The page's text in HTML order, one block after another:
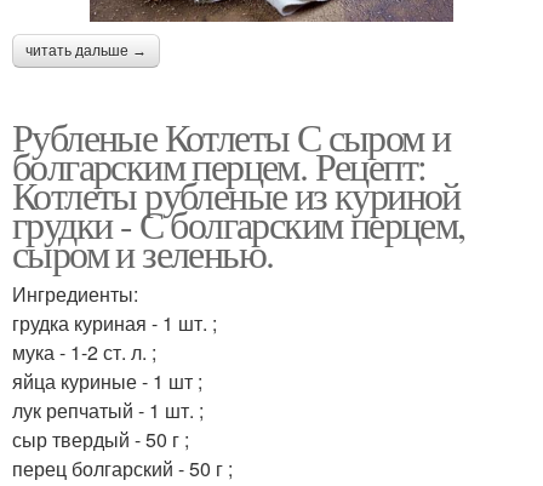
читать дальше →
Рубленые Котлеты С сыром и
болгарским перцем. Рецепт:
Котлеты рубленые из куриной
грудки - С болгарским перцем,
сыром и зеленью.
Ингредиенты:
грудка куриная - 1 шт. ;
мука - 1-2 ст. л. ;
яйца куриные - 1 шт ;
лук репчатый - 1 шт. ;
сыр твердый - 50 г ;
перец болгарский - 50 г ;